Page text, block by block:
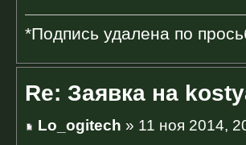
*Подпись удалена по
Re: Заявка на
Lo_ogitech » 11 ноя 2014,